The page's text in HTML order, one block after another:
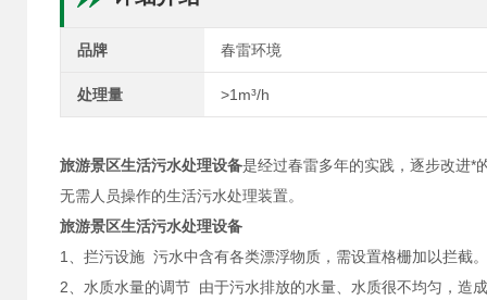
品牌 春雷环境
处理量 >1m³/h
旅游景区生活污水处理设备是经过春雷多年的实践，逐步改进*
无需人员操作的生活污水处理装置。
旅游景区生活污水处理设备
1、拦污设施 污水中含有各类漂浮物质，需设置格栅加以拦截
2、水质水量的调节 由于污水排放的水量、水质很不均匀，造